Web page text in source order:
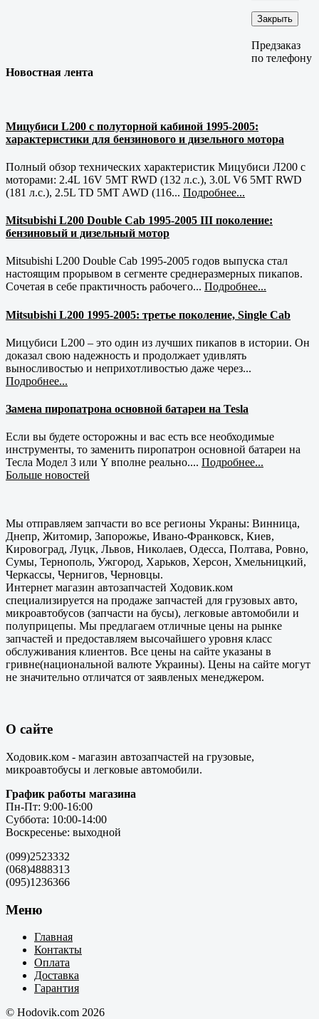
Закрыть
Предзаказ
по телефону
Новостная лента
Мицубиси L200 с полуторной кабиной 1995-2005:
характеристики для бензинового и дизельного мотора
Полный обзор технических характеристик Мицубиси Л200 с
моторами: 2.4L 16V 5MT RWD (132 л.с.), 3.0L V6 5MT RWD
(181 л.с.), 2.5L TD 5MT AWD (116... Подробнее...
Mitsubishi L200 Double Cab 1995-2005 III поколение:
бензиновый и дизельный мотор
Mitsubishi L200 Double Cab 1995-2005 годов выпуска стал
настоящим прорывом в сегменте среднеразмерных пикапов.
Сочетая в себе практичность рабочего... Подробнее...
Mitsubishi L200 1995-2005: третье поколение, Single Cab
Мицубиси L200 – это один из лучших пикапов в истории. Он
доказал свою надежность и продолжает удивлять
выносливостью и неприхотливостью даже через...
Подробнее...
Замена пиропатрона основной батареи на Tesla
Если вы будете осторожны и вас есть все необходимые
инструменты, то заменить пиропатрон основной батареи на
Тесла Модел 3 или Y вполне реально.... Подробнее...
Больше новостей
Мы отправляем запчасти во все регионы Украны: Винница,
Днепр, Житомир, Запорожье, Ивано-Франковск, Киев,
Кировоград, Луцк, Львов, Николаев, Одесса, Полтава, Ровно,
Сумы, Тернополь, Ужгород, Харьков, Херсон, Хмельницкий,
Черкассы, Чернигов, Черновцы.
Интернет магазин автозапчастей Ходовик.ком
специализируется на продаже запчастей для грузовых авто,
микроавтобусов (запчасти на бусы), легковые автомобили и
полуприцепы. Мы предлагаем отличные цены на рынке
запчастей и предоставляем высочайшего уровня класс
обслуживания клиентов. Все цены на сайте указаны в
гривне(национальной валюте Украины). Цены на сайте могут
не значительно отличатся от заявленых менеджером.
О сайте
Ходовик.ком - магазин автозапчастей на грузовые,
микроавтобусы и легковые автомобили.
График работы магазина
Пн-Пт: 9:00-16:00
Суббота: 10:00-14:00
Воскресенье: выходной
(099)2523332
(068)4888313
(095)1236366
Меню
Главная
Контакты
Оплата
Доставка
Гарантия
© Hodovik.com 2026